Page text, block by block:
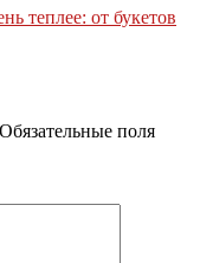
теплее: от букетов
Обязательные поля